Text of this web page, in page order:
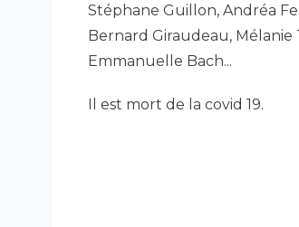
Stéphane Guillon, Andréa
Bernard Giraudeau, Mélanie
Emmanuelle Bach...
Il est mort de la covid 19.